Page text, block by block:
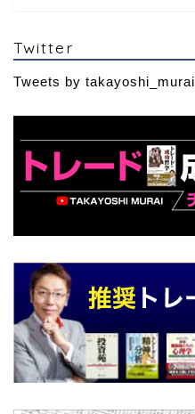
Twitter
Tweets by takayoshi_murai